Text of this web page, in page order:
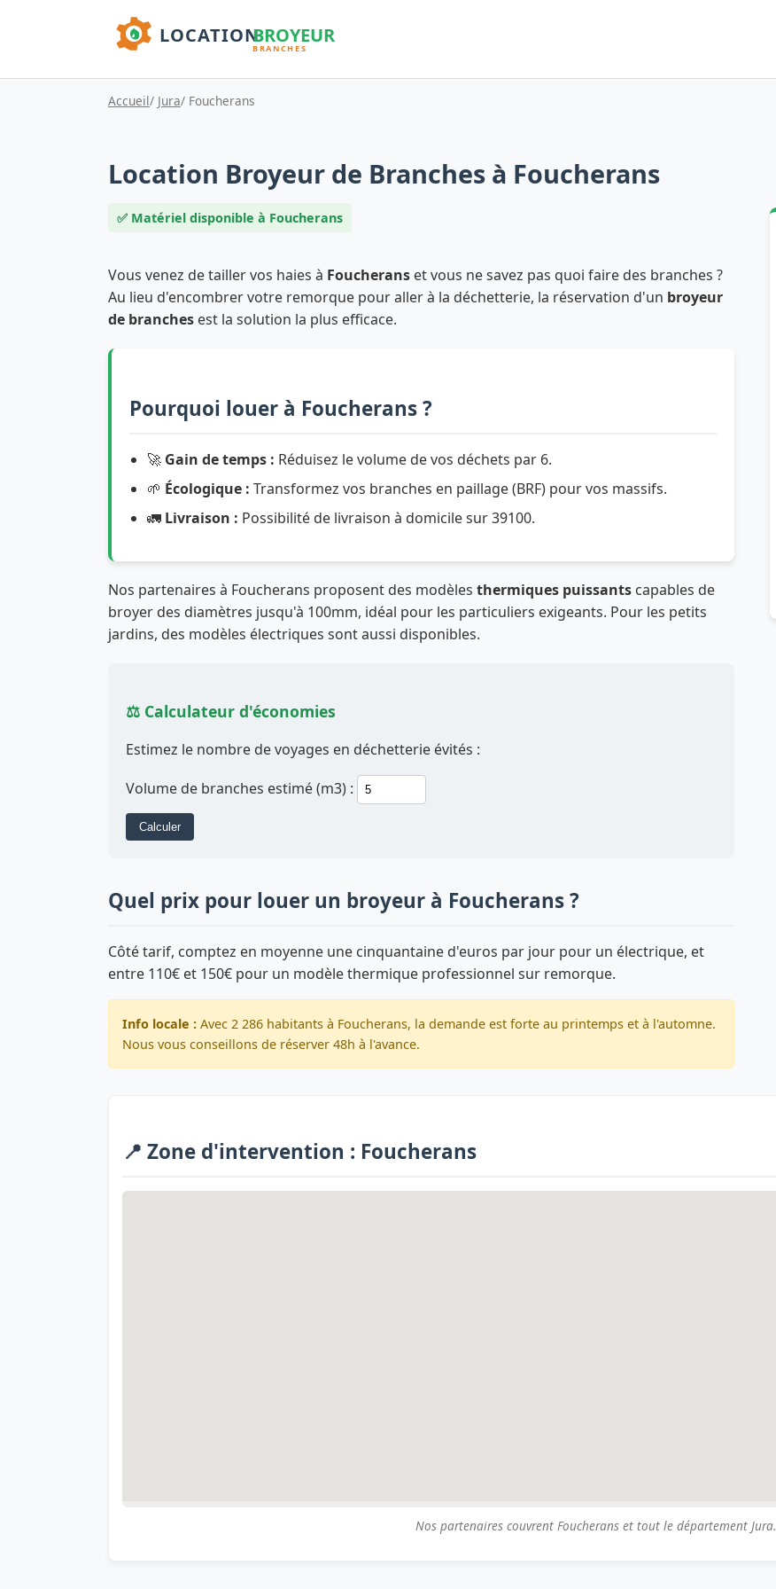
Accueil/ Jura/ Foucherans
Location Broyeur de Branches à Foucherans
✅ Matériel disponible à Foucherans
Vous venez de tailler vos haies à Foucherans et vous ne savez pas quoi faire des branches ?
Au lieu d'encombrer votre remorque pour aller à la déchetterie, la réservation d'un broyeur
de branches est la solution la plus efficace.
Pourquoi louer à Foucherans ?
🚀 Gain de temps : Réduisez le volume de vos déchets par 6.
🌱 Écologique : Transformez vos branches en paillage (BRF) pour vos massifs.
🚛 Livraison : Possibilité de livraison à domicile sur 39100.
Nos partenaires à Foucherans proposent des modèles thermiques puissants capables de
broyer des diamètres jusqu'à 100mm, idéal pour les particuliers exigeants. Pour les petits
jardins, des modèles électriques sont aussi disponibles.
⚖️ Calculateur d'économies
Estimez le nombre de voyages en déchetterie évités :
Volume de branches estimé (m3) :
Calculer
Quel prix pour louer un broyeur à Foucherans ?
Côté tarif, comptez en moyenne une cinquantaine d'euros par jour pour un électrique, et
entre 110€ et 150€ pour un modèle thermique professionnel sur remorque.
Info locale : Avec 2 286 habitants à Foucherans, la demande est forte au printemps et à l'automne.
Nous vous conseillons de réserver 48h à l'avance.
📍 Zone d'intervention : Foucherans
Nos partenaires couvrent Foucherans et tout le département Jura.